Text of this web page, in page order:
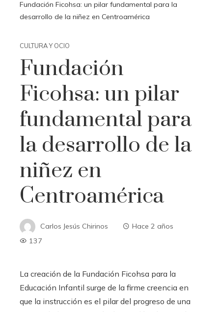
Fundación Ficohsa: un pilar fundamental para la
desarrollo de la niñez en Centroamérica
CULTURA Y OCIO
Fundación
Ficohsa: un pilar
fundamental para
la desarrollo de la
niñez en
Centroamérica
Carlos Jesús Chirinos
Hace 2 años
137
La creación de la Fundación Ficohsa para la
Educación Infantil surge de la firme creencia en
que la instrucción es el pilar del progreso de una